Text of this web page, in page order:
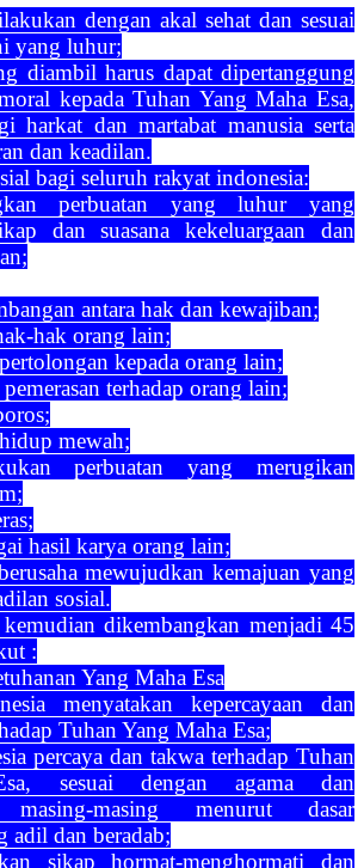
dengan akal sehat dan sesuai
yang luhur;
diambil harus dapat dipertanggung
kepada Tuhan Yang Maha Esa,
harkat dan martabat manusia serta
dan keadilan.
bagi seluruh rakyat indonesia:
perbuatan yang luhur yang
dan suasana kekeluargaan dan
antara hak dan kewajiban;
hak orang lain;
kepada orang lain;
terhadap orang lain;
mewah;
perbuatan yang merugikan
hasil karya orang lain;
mewujudkan kemajuan yang
sosial.
dikembangkan menjadi 45
:
Yang Maha Esa
menyatakan kepercayaan dan
Tuhan Yang Maha Esa;
percaya dan takwa terhadap Tuhan
sesuai dengan agama dan
masing-masing menurut dasar
adil dan beradab;
sikap hormat-menghormati dan